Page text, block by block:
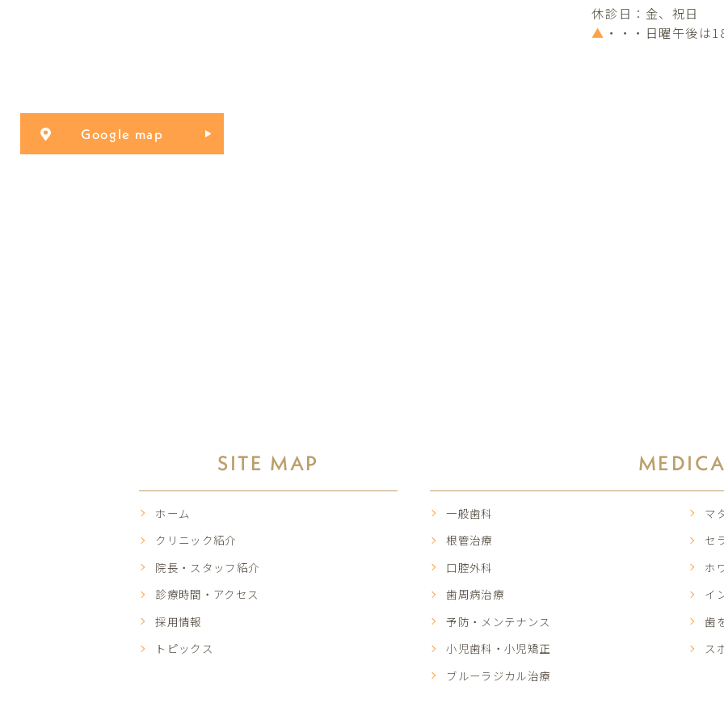
休診日：金、祝日
▲ ・・・日曜午後は
Google map
SITE MAP
ホーム
クリニック紹介
院長・スタッフ紹介
診療時間・アクセス
採用情報
トピックス
一般歯科
根管治療
口腔外科
歯周病治療
予防・メンテナンス
小児歯科・小児矯正
ブルーラジカル治療
マ
セ
ホ
イ
歯
ス